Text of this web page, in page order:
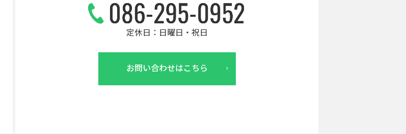
定休日：日曜日・祝日
お問い合わせはこちら